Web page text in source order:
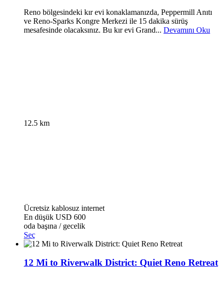
Reno bölgesindeki kır evi konaklamanızda, Peppermill Anıtı
ve Reno-Sparks Kongre Merkezi ile 15 dakika sürüş
mesafesinde olacaksınız. Bu kır evi Grand... Devamını Oku
12.5 km
Ücretsiz kablosuz internet
En düşük USD 600
oda başına / gecelik
Seç
12 Mi to Riverwalk District: Quiet Reno Retreat